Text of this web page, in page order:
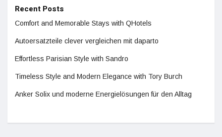
Recent Posts
Comfort and Memorable Stays with QHotels
Autoersatzteile clever vergleichen mit daparto
Effortless Parisian Style with Sandro
Timeless Style and Modern Elegance with Tory Burch
Anker Solix und moderne Energielösungen für den Alltag